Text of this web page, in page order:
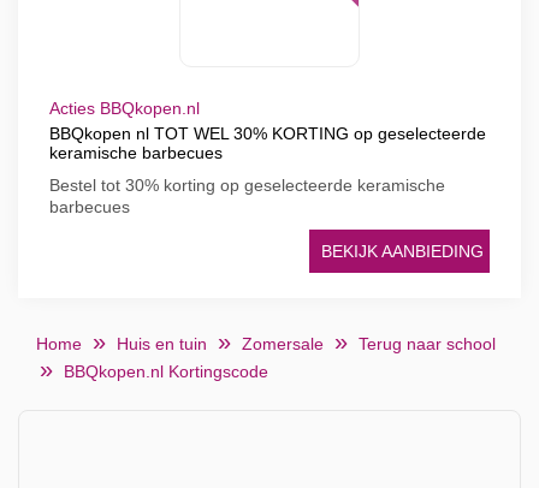
Acties BBQkopen.nl
BBQkopen nl TOT WEL 30% KORTING op geselecteerde
keramische barbecues
Bestel tot 30% korting op geselecteerde keramische
barbecues
BEKIJK AANBIEDING
Home Huis en tuin Zomersale
Terug naar school
BBQkopen.nl Kortingscode